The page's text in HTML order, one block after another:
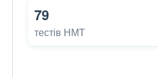
79
тестів НМТ